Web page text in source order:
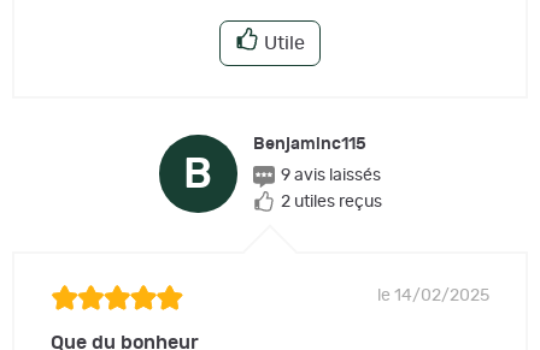
Utile
B
Benjaminc115
9 avis laissés
2 utiles reçus
le 14/02/2025
Que du bonheur